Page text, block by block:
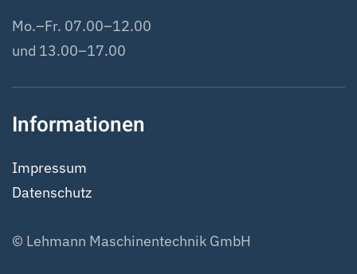
Mo.–Fr. 07.00–12.00
und 13.00–17.00
Informationen
Impressum
Datenschutz
© Lehmann Maschinentechnik GmbH